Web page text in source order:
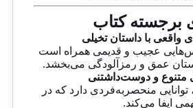
برجسته کتاب
با داستان تخیلی
عجیب و قدیمی همراه است
عمق و رمزآلودگی می‌بخشد.
و دوست‌داشتنی
منحصربه‌فردی دارد که در
ایفا می‌کند.